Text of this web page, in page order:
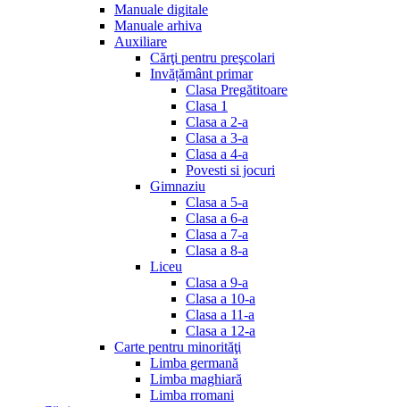
Manuale digitale
Manuale arhiva
Auxiliare
Cărţi pentru preşcolari
Invățământ primar
Clasa Pregătitoare
Clasa 1
Clasa a 2-a
Clasa a 3-a
Clasa a 4-a
Povesti si jocuri
Gimnaziu
Clasa a 5-a
Clasa a 6-a
Clasa a 7-a
Clasa a 8-a
Liceu
Clasa a 9-a
Clasa a 10-a
Clasa a 11-a
Clasa a 12-a
Carte pentru minorităţi
Limba germană
Limba maghiară
Limba rromani